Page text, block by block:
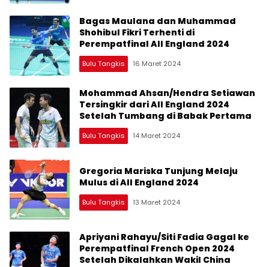
Bagas Maulana dan Muhammad
Shohibul Fikri Terhenti di
Perempatfinal All England 2024
Bulu Tangkis 16 Maret 2024
Mohammad Ahsan/Hendra Setiawan
Tersingkir dari All England 2024
Setelah Tumbang di Babak Pertama
Bulu Tangkis 14 Maret 2024
Gregoria Mariska Tunjung Melaju
Mulus di All England 2024
Bulu Tangkis 13 Maret 2024
Apriyani Rahayu/Siti Fadia Gagal ke
Perempatfinal French Open 2024
Setelah Dikalahkan Wakil China